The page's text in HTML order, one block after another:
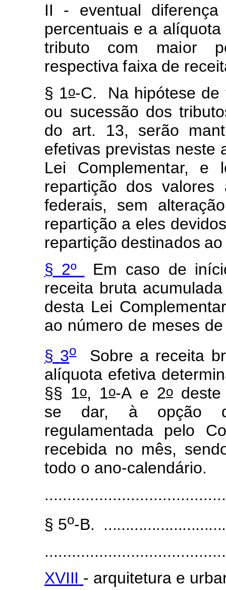
II
- eventual diferença
percentuais e a alíquota
tributo com maior
respectiva faixa de
§ 1o-C. Na hipótese de
ou sucessão dos tributo
do art. 13, serão
efetivas previstas neste
Lei
Complementar, e
repartição dos valores
federais, sem alteração
repartição a eles
repartição destinados ao
§ 2º Em caso de iníci
receita bruta acumulada
desta Lei Complemen
ao número de meses de
§ 3o Sobre a receita br
alíquota efetiva determ
§§ 1o, 1o-A e 2o deste
se dar, à opção
regulamentada pelo C
recebida no mês,
todo o ano-calendário.
§ 5o-B.
XVIII - arquitetura e u